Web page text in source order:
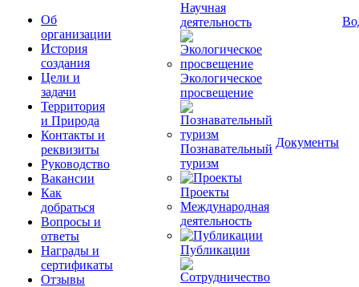
Об
организации
История
создания
Цели и
задачи
Территория
и Природа
Контакты и
реквизиты
Руководство
Вакансии
Как
добраться
Вопросы и
ответы
Награды и
сертификаты
Отзывы
Научная
деятельность
Экологическое
просвещение
Познавательный
туризм
Проекты
Международная
деятельность
Публикации
Документы